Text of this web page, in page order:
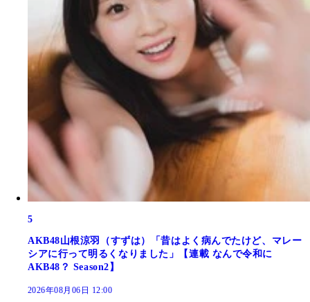
5
AKB48山根涼羽（すずは）「昔はよく病んでたけど、マレー
シアに行って明るくなりました」【連載 なんで令和に
AKB48？ Season2】
2026年08月06日 12:00